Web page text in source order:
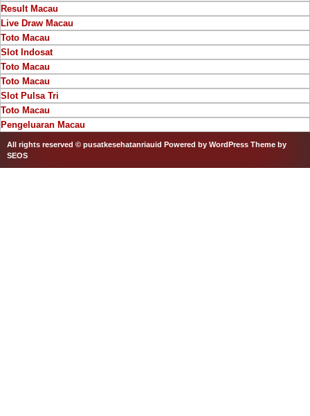
Result Macau
Live Draw Macau
Toto Macau
Slot Indosat
Toto Macau
Toto Macau
Slot Pulsa Tri
Toto Macau
Pengeluaran Macau
All rights reserved © pusatkesehatanriauid Powered by WordPress Theme by
SEOS